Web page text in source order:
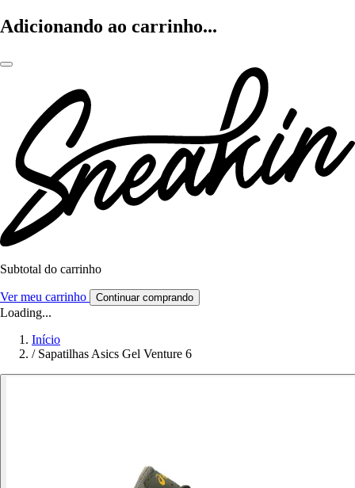
Adicionando ao carrinho...
Subtotal do carrinho
Ver meu carrinho Continuar comprando
Loading...
Início
/ Sapatilhas Asics Gel Venture 6